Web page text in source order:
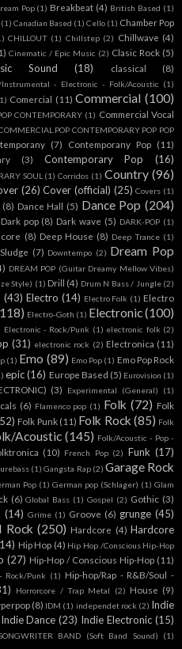
Pop (1) Breakbeat (4) British Based (1)
(1) Canadian Based (1) Cello (1) Chamber Pop
CHILLOUT (1) Chillstep (2) Chillwave (4)
Cinematic / Epic Music (2) Clasic Rock (5)
Sound (18) classical (8)
Instrumental - Electronic - Folk/Acoustic (1)
Comercial (11) Commercial (100)
CONTEMPORARY (1) Commercial Vocal
POP CONTEMPORARY POP POP
(7) Contemporany Pop (11)
(3) Contemporary Pop
(16)
SOUL (1) Corridos (1) Country (96)
(26) Cover (official) (25) Covers (1)
(8) Dance Hall (5) Dance Pop (204)
Dark pop (8) Dark wave (5) DARK-POP (1)
(8) Deep House (8) Deep Trance (1)
(7) Downtempo (2) Dream Pop
DREAM POP (Guitar Dreamy Mellow Vibes)
Style) (1) Drill (4) Drum N Bass / Jungle (2)
(43) Electro (14) Electro Folk (1) Electro
Electro-Goth (1) Electronic(100)
Electronic - Rock/Punk (1) electronic folk (2)
(31) electronic rock (2) Electronica (11)
(1) Emo (89) Emo Pop (1) Emo Pop Rock
epic (16) Europe Based (5) Eurovision (1)
(3) Experimental (General) (1)
(6) Flamenco pop (1) Folk (72) Folk
Folk Punk (11) Folk Rock (85) Folk
Acoustic (145) Folk/Acoustic - Pop -
(10) French Pop (2) Funk (17)
(1) Gangsta Rap (2) Garage Rock
Pop (1) German pop (Schlager) (1) Glam
(6) Global Bass (1) Gospel (2) Gothic (3)
(14) Grime (1) Groove (6) grunge (45)
Rock (250) Hardcore (4) Hardcore
Hip Hop (4) Hip Hop /Conscious Hip-Hop
(27) Hip-Hop / Conscious Hip-Hop (11)
Rock/Punk (1) Hip-hop/Rap - R&B/Soul -
Horrorcore / Trap Metal (2) House (9)
(8) IDM (1) independet rock (2) Indie
Indie Dance (23) Indie Electronic (15)
BAND (Soft Band Sound) (1)